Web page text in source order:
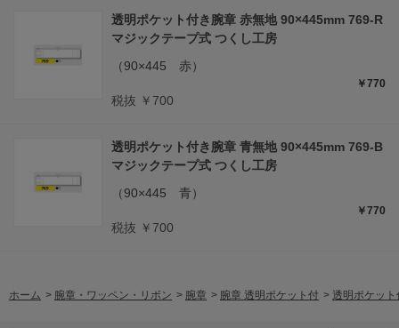
透明ポケット付き腕章 赤無地 90×445mm 769-R
マジックテープ式 つくし工房
（90×445 赤）
￥770
税抜 ￥700
透明ポケット付き腕章 青無地 90×445mm 769-B
マジックテープ式 つくし工房
（90×445 青）
￥770
税抜 ￥700
ホーム > 腕章・ワッペン・リボン > 腕章 > 腕章 透明ポケット付 > 透明ポケッ